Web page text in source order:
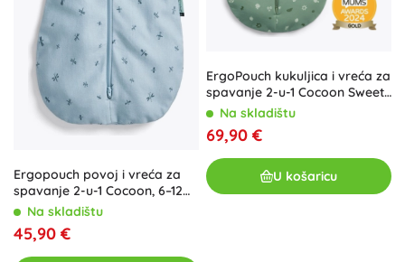
Ergopouch povoj i vreća za
spavanje 2-u-1 Cocoon, 6–12
mjeseci, 8–10 kg, 0,2 TOG
Na skladištu
45,90 €
ErgoPouch kukuljica i vreća za
spavanje 2-u-1 Cocoon Sweet
Orchard 2,5 TOG (0–3
Na skladištu
69,90 €
U košaricu